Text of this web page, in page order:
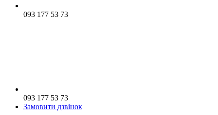
093 177 53 73
093 177 53 73
Замовити дзвінок